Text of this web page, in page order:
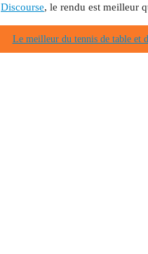
Discourse, le rendu est meilleur
Le meilleur du tennis de table et